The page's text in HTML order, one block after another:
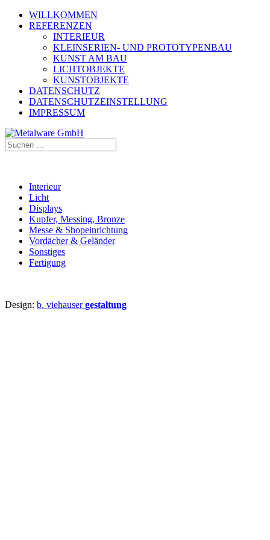
WILLKOMMEN
REFERENZEN
INTERIEUR
KLEINSERIEN- UND PROTOTYPENBAU
KUNST AM BAU
LICHTOBJEKTE
KUNSTOBJEKTE
DATENSCHUTZ
DATENSCHUTZEINSTELLUNG
IMPRESSUM
Interieur
Licht
Displays
Kupfer, Messing, Bronze
Messe & Shopeinrichtung
Vordächer & Geländer
Sonstiges
Fertigung
Design: b. viehausergestaltung